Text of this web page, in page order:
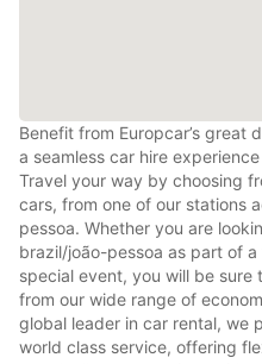
Benefit from Europcar’s great
a seamless car hire
Travel your way by choosing
cars, from one of our stations
pessoa. Whether you are
brazil/joão-pessoa as part of
special event, you will be
from our wide range of
global leader in car rental, we
world class service, offering